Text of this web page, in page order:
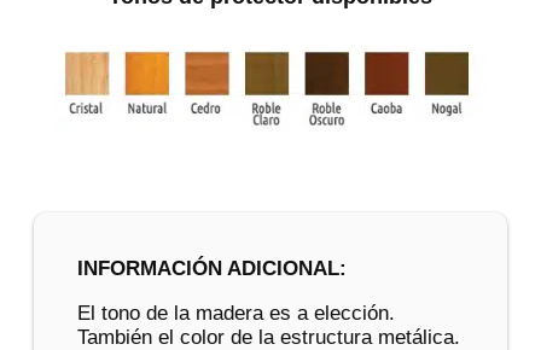
INFORMACIÓN ADICIONAL:
El tono de la madera es a elección.
También el color de la estructura metálica.